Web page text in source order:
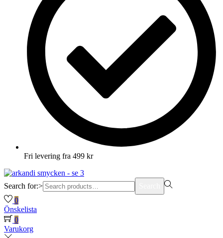
Fri levering fra 499 kr
Search for:>
0
Önskelista
0
Varukorg